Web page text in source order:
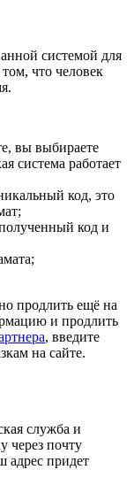
системой для
что человек
вы выбираете
система работает
код, это
код и
продлить ещё на
и продлить
, введите
на сайте.
служба и
через почту
адрес придет